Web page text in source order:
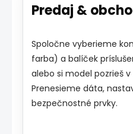
Predaj &
Spoločne vyberieme
farba) a balíček
alebo si model pozrieš v
Prenesieme dáta,
bezpečnostné prvky.